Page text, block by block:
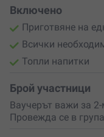
Включено
Приготвяне на
Всички
Топли напитки
Брой участници
Ваучерът важи за
Провежда се в